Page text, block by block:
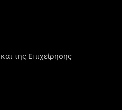
της Επιχείρησης